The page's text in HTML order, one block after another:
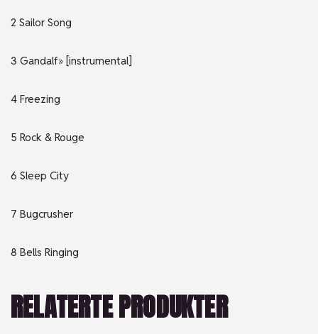
2 Sailor Song
3 Gandalf» [instrumental]
4 Freezing
5 Rock & Rouge
6 Sleep City
7 Bugcrusher
8 Bells Ringing
RELATERTE PRODUKTER